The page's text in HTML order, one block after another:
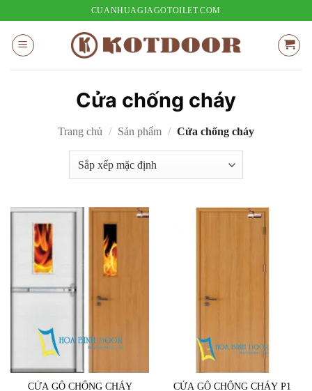
nội
dung
CUANHUAGIAGOTOILET.COM
Cửa chống cháy
Trang chủ / Sản phẩm / Cửa chống cháy
CỬA GỖ CHỐNG CHÁY CỬA GỖ CHỐNG CHÁY P1